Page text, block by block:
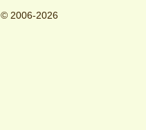
© 2006-2026